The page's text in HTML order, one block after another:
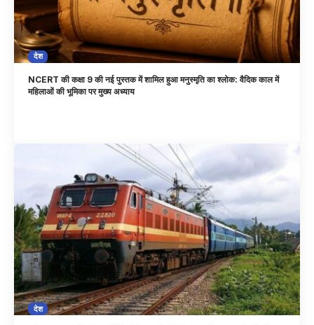
देश
NCERT की कक्षा 9 की नई पुस्तक में शामिल हुआ मनुस्मृति का श्लोक: वैदिक काल में
महिलाओं की भूमिका पर मुख्य अध्याय
देश